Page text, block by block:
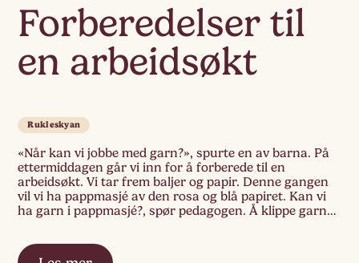
Forberedelser til
en arbeidsøkt
Rukleskyan
«Når kan vi jobbe med garn?», spurte en av barna. På
ettermiddagen går vi inn for å forberede til en
arbeidsøkt. Vi tar frem baljer og papir. Denne gangen
vil vi ha pappmasjé av den rosa og blå papiret. Kan vi
ha garn i pappmasjé?, spør pedagogen. Å klippe garn